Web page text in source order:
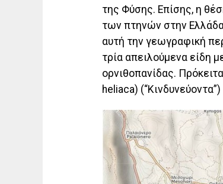
της Φύσης. Επίσης, η
των πτηνών στην
αυτή την γεωγραφική
τρία απειλούμενα είδη
ορνιθοπανίδας.
heliaca)